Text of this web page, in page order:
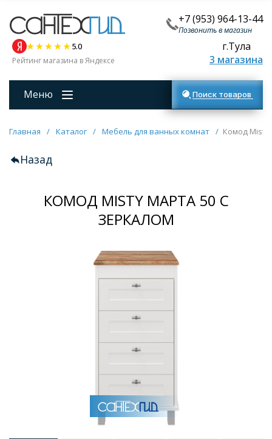
+7 (953) 964-13-44
Позвонить в магазин
5.0
Рейтинг магазина в Яндексе
г.Тула
3 магазина
Меню Поиск товаров
Главная / Каталог / Мебель для ванных комнат / Комод Misty
Назад
КОМОД MISTY МАРТА 50 С
ЗЕРКАЛОМ